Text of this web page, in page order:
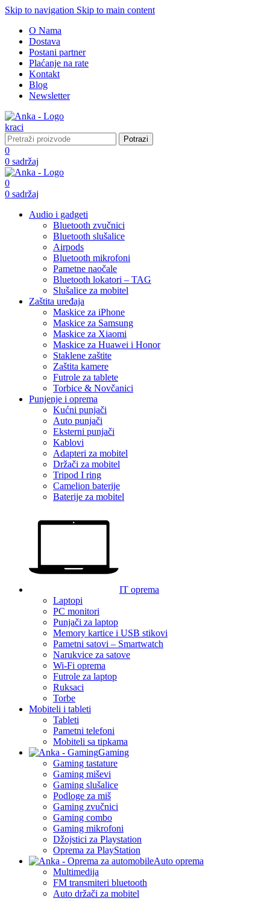
Skip to navigation Skip to main content
O Nama
Dostava
Postani partner
Plaćanje na rate
Kontakt
Blog
Newsletter
Potrazi
0
0 sadržaj
0
0 sadržaj
Audio i gadgeti
Bluetooth zvučnici
Bluetooth slušalice
Airpods
Bluetooth mikrofoni
Pametne naočale
Bluetooth lokatori – TAG
Slušalice za mobitel
Zaštita uređaja
Maskice za iPhone
Maskice za Samsung
Maskice za Xiaomi
Maskice za Huawei i Honor
Staklene zaštite
Zaštita kamere
Futrole za tablete
Torbice & Novčanici
Punjenje i oprema
Kućni punjači
Auto punjači
Eksterni punjači
Kablovi
Adapteri za mobitel
Držači za mobitel
Tripod I ring
Camelion baterije
Baterije za mobitel
IT oprema
Laptopi
PC monitori
Punjači za laptop
Memory kartice i USB stikovi
Pametni satovi – Smartwatch
Narukvice za satove
Wi-Fi oprema
Futrole za laptop
Ruksaci
Torbe
Mobiteli i tableti
Tableti
Pametni telefoni
Mobiteli sa tipkama
Gaming
Gaming tastature
Gaming miševi
Gaming slušalice
Podloge za miš
Gaming zvučnici
Gaming combo
Gaming mikrofoni
Džojstici za Playstation
Oprema za PlayStation
Auto oprema
Multimedija
FM transmiteri bluetooth
Auto držači za mobitel